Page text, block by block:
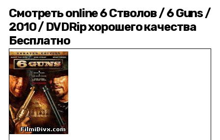
Смотреть online 6 Стволов / 6 Guns /
2010 / DVDRip хорошего качества
Бесплатно